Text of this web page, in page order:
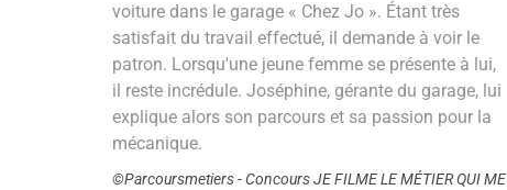
voiture dans le garage « Chez Jo ». Étant très
satisfait du travail effectué, il demande à voir le
patron. Lorsqu'une jeune femme se présente à lui,
il reste incrédule. Joséphine, gérante du garage, lui
explique alors son parcours et sa passion pour la
mécanique.
©Parcoursmetiers - Concours JE FILME LE MÉTIER QUI ME